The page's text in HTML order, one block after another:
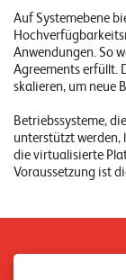
Auf Systemebene
Anwendungen. So
Agreements erfüllt.
skalieren, um neue
Betriebssysteme,
unterstützt werden,
die virtualisierte
Voraussetzung ist